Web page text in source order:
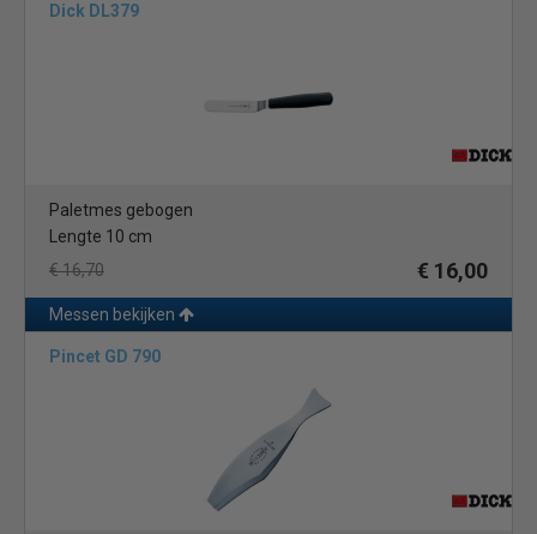
Dick DL379
Paletmes gebogen
Lengte 10 cm
€ 16,70
€ 16,00
Messen bekijken
Pincet GD 790